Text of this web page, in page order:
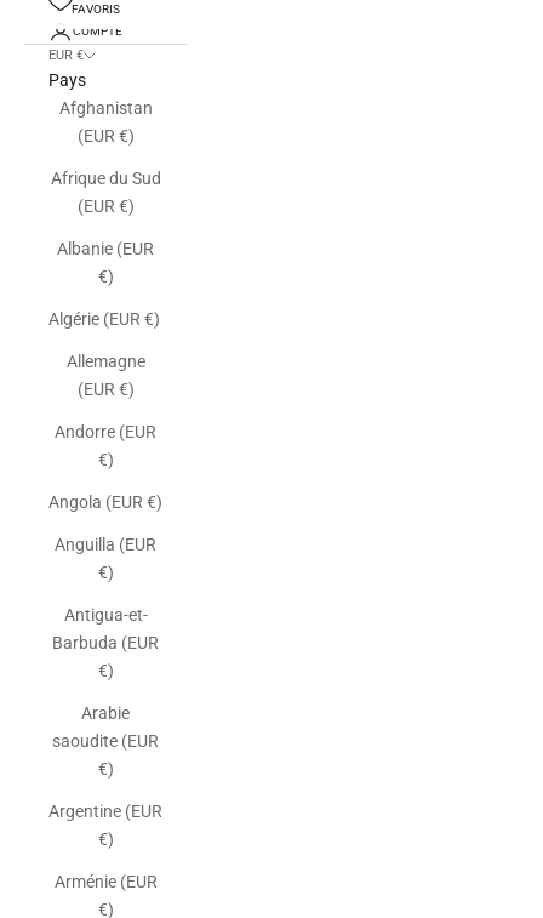
FAVORIS
COMPTE
EUR €
Pays
Afghanistan
(EUR €)
Afrique du Sud
(EUR €)
Albanie (EUR
€)
Algérie (EUR €)
Allemagne
(EUR €)
Andorre (EUR
€)
Angola (EUR €)
Anguilla (EUR
€)
Antigua-et-
Barbuda (EUR
€)
Arabie
saoudite (EUR
€)
Argentine (EUR
€)
Arménie (EUR
€)